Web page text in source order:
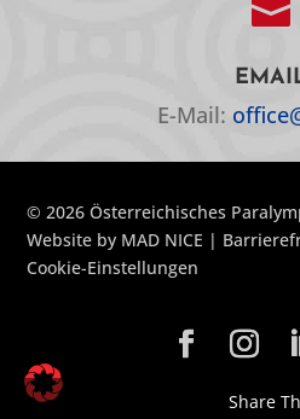

E-Mail:
© 2026 Österreichisches
Website by MAD NICE |
Cookie-Einstellungen
Share